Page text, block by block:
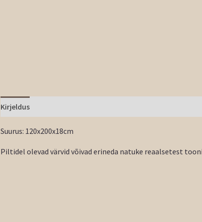
Kirjeldus
Suurus: 120x200x18cm
Piltidel olevad värvid võivad erineda natuke reaalsetest